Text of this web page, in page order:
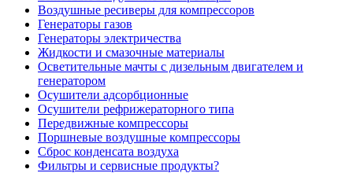
Воздушные ресиверы для компрессоров
Генераторы газов
Генераторы электричества
Жидкости и смазочные материалы
Осветительные мачты с дизельным двигателем и
генератором
Осушители адсорбционные
Осушители рефрижераторного типа
Передвижные компрессоры
Поршневые воздушные компрессоры
Сброс конденсата воздуха
Фильтры и сервисные продукты?